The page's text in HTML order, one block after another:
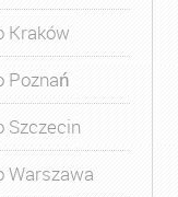
Kraków
Poznań
Szczecin
Warszawa